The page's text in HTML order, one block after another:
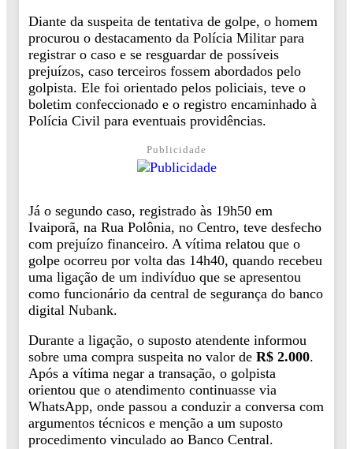
Diante da suspeita de tentativa de golpe, o homem
procurou o destacamento da Polícia Militar para
registrar o caso e se resguardar de possíveis
prejuízos, caso terceiros fossem abordados pelo
golpista. Ele foi orientado pelos policiais, teve o
boletim confeccionado e o registro encaminhado à
Polícia Civil para eventuais providências.
Publicidade
Já o segundo caso, registrado às 19h50 em
Ivaiporã, na Rua Polônia, no Centro, teve desfecho
com prejuízo financeiro. A vítima relatou que o
golpe ocorreu por volta das 14h40, quando recebeu
uma ligação de um indivíduo que se apresentou
como funcionário da central de segurança do banco
digital Nubank.
Durante a ligação, o suposto atendente informou
sobre uma compra suspeita no valor de R$ 2.000.
Após a vítima negar a transação, o golpista
orientou que o atendimento continuasse via
WhatsApp, onde passou a conduzir a conversa com
argumentos técnicos e menção a um suposto
procedimento vinculado ao Banco Central.